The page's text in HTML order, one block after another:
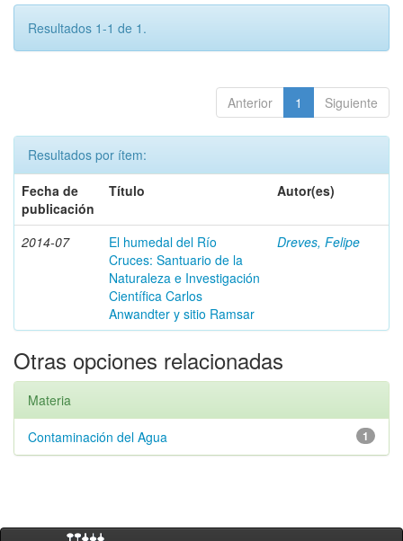
Resultados 1-1 de 1.
Anterior 1 Siguiente
Resultados por ítem:
Fecha de
publicación
Título Autor(es)
2014-07
El humedal del Río
Cruces: Santuario de la
Naturaleza e Investigación
Científica Carlos
Anwandter y sitio Ramsar
Dreves, Felipe
Otras opciones relacionadas
Materia
1
Contaminación del Agua